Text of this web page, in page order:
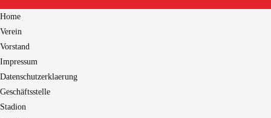
Home
Verein
Vorstand
Impressum
Datenschutzerklaerung
Geschäftsstelle
Stadion